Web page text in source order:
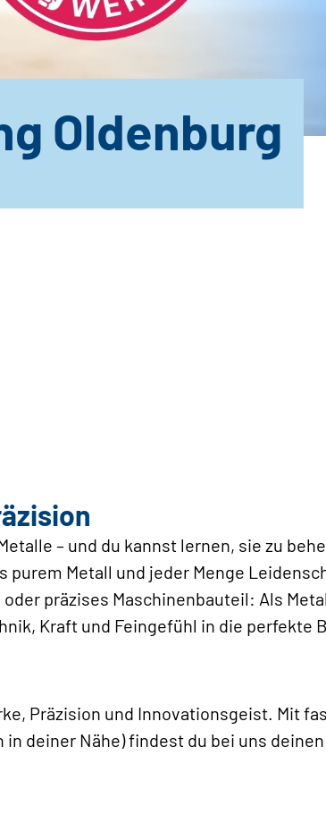
Oldenburg
– und du kannst lernen, sie zu
purem Metall und jeder Menge
präzises Maschinenbauteil: Als
Kraft und Feingefühl in die perfekte
Präzision und Innovationsgeist. Mit
deiner Nähe) findest du bei uns